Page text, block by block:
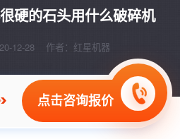
硬的石头用什么破碎机
12-28 作者：红星机器
点击咨询报价